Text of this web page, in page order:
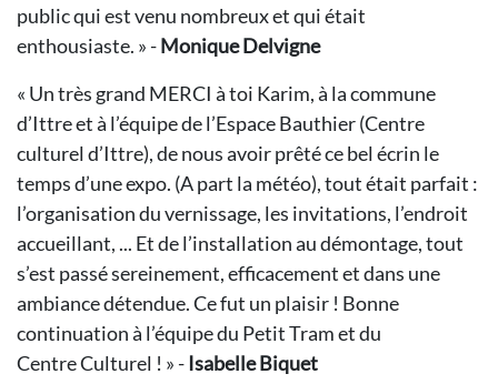
public qui est venu nombreux et qui était
enthousiaste. » -Monique Delvigne
« Un très grand MERCI à toi Karim, à la commune
d’Ittre et à l’équipe de l’Espace Bauthier (Centre
culturel d’Ittre), de nous avoir prêté ce bel écrin le
temps d’une expo. (A part la météo), tout était parfait :
l’organisation du vernissage, les invitations, l’endroit
accueillant, ... Et de l’installation au démontage, tout
s’est passé sereinement, efficacement et dans une
ambiance détendue. Ce fut un plaisir ! Bonne
continuation à l’équipe du Petit Tram et du
Centre Culturel ! » -Isabelle Biquet